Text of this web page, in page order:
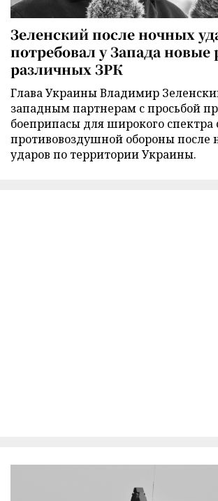
Зеленский после ночных
потребовал у Запада новые
различных ЗРК
Глава Украины Владимир
западным партнерам с просьбой
боеприпасы для широкого спектра
противовоздушной обороны после
ударов по территории Украины.